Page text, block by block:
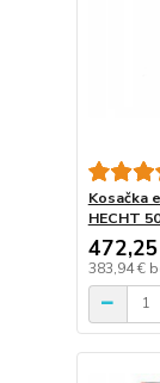
Kosačka
HECHT
383,94 €